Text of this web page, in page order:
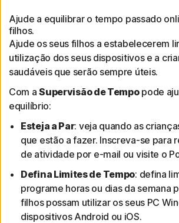
Ajude a equilibrar o tempo passado
filhos.
Ajude os seus filhos a estabelecerem
utilização dos seus dispositivos e a
saudáveis que serão sempre úteis.
Com aSupervisão de Tempopode
equilíbrio:
Esteja a Par: veja quando as
que estão a fazer. Inscreva-se para
de atividade por e-mail ou visite o
Defina Limites de Tempo: defina
programe horas ou dias da semana
filhos possam utilizar os seus PC
dispositivos Android ou iOS.